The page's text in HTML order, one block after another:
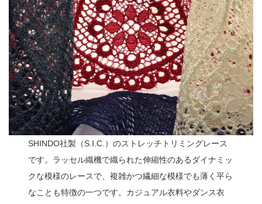
SHINDO社製（S.I.C.）のストレッチトリミングレース
です。ラッセル織機で織られた伸縮性のあるダイナミッ
クな模様のレースで、複雑かつ繊細な模様でも薄く平ら
なことも特徴の一つです。カジュアル衣料やダンス衣